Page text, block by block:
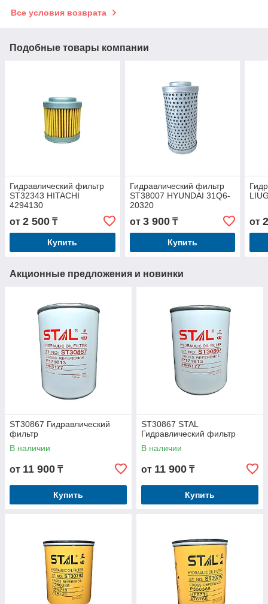
Все условия возврата
Подобные товары компании
Гидравлический фильтр
ST32343 HITACHI
4294130
от 2 500 ₸
Купить
Гидравлический фильтр
ST38007 HYUNDAI 31Q6-
20320
от 3 900₸
Купить
от
Акционные предложения и новинки
ST30867 Гидравлический
фильтр
В наличии
от 11 900 ₸
Купить
ST30867 STAL
Гидравлический фильтр
В наличии
от 11 900 ₸
Купить